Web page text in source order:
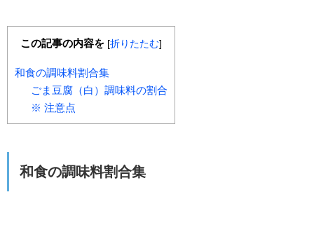
この記事の内容を [折りたたむ]
和食の調味料割合集
ごま豆腐（白）調味料の割合
※ 注意点
和食の調味料割合集